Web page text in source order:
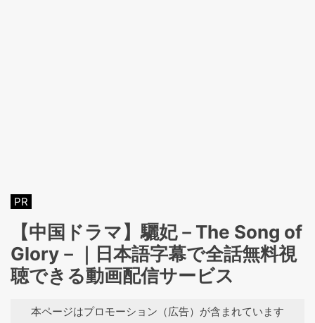
PR
【中国ドラマ】驪妃－The Song of
Glory－｜日本語字幕で全話無料視
聴できる動画配信サービス
本ページはプロモーション（広告）が含まれています